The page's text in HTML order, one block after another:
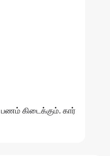
கிடைக்கும். கார்